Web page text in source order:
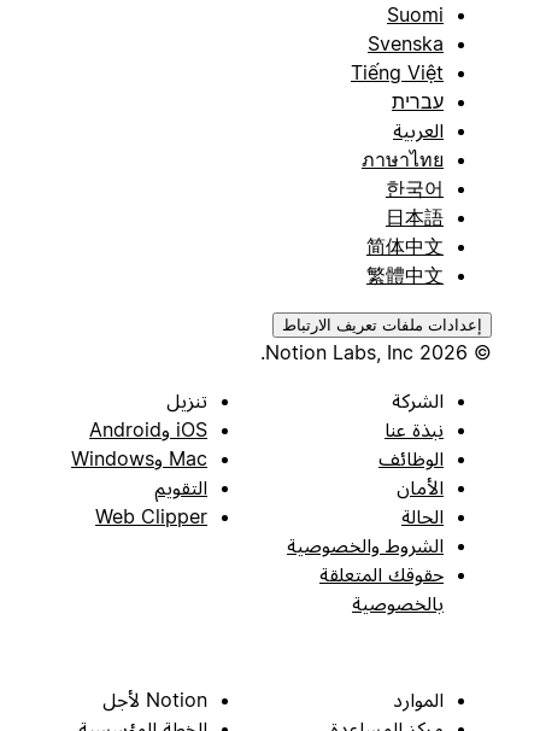
Suomi
Svenska
Tiếng Việt
עברית
العربية
ภาษาไทย
한국어
日本語
简体中文
繁體中文
إعدادات ملفات تعريف الارتباط
© 2026 Notion Labs, Inc.
الشركة
نبذة عنا
الوظائف
الأمان
الحالة
الشروط والخصوصية
حقوقك المتعلقة
بالخصوصية
تنزيل
iOS وAndroid
Mac وWindows
التقويم
Web Clipper
الموارد
Notion لأجل